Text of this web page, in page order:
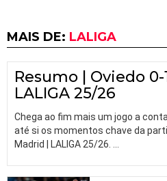
MAIS DE: LALIGA
Resumo | Oviedo 0-
LALIGA 25/26
Chega ao fim mais um jogo a
até si os momentos chave da
Madrid | LALIGA 25/26.